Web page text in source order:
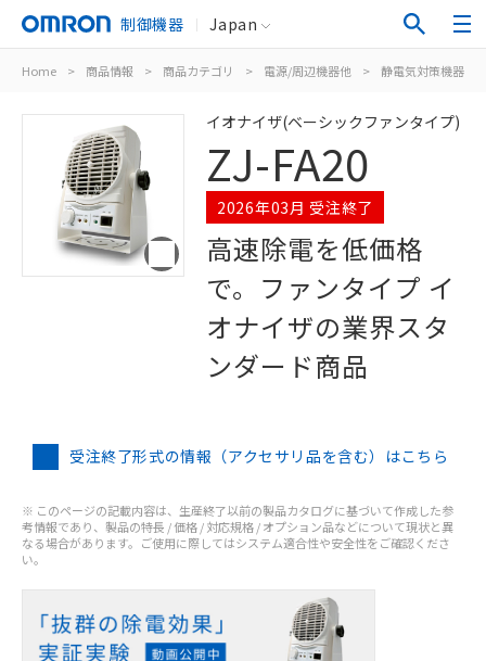
制御機器 Japan
Home > 商品情報 > 商品カテゴリ > 電源/周辺機器他 > 静電気対策機器
イオナイザ(ベーシックファンタイプ)
ZJ-FA20
2026年03月 受注終了
高速除電を低価格
で。ファンタイプ イ
オナイザの業界スタ
ンダード商品
受注終了形式の情報（アクセサリ品を含む）はこちら
※ このページの記載内容は、生産終了以前の製品カタログに基づいて作成した参
考情報であり、製品の特長 / 価格 / 対応規格 / オプション品などについて現状と異
なる場合があります。ご使用に際してはシステム適合性や安全性をご確認くださ
い。